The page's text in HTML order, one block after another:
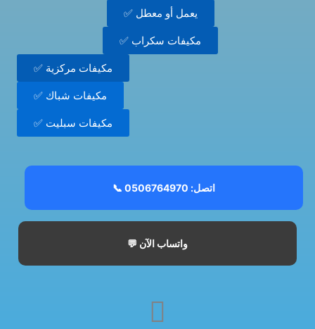
✅ يعمل أو معطل
✅ مكيفات سكراب
✅ مكيفات مركزية
✅ مكيفات شباك
✅ مكيفات سبليت
📞 اتصل: 0506764970
💬 واتساب الآن